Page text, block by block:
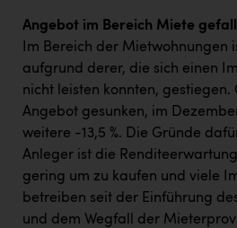
Angebot im Bereich Miete
Im Bereich der Mietwohnungen
aufgrund derer, die sich einen
nicht leisten konnten, gestiegen.
Angebot gesunken, im
weitere -13,5 %. Die Gründe
Anleger ist die
gering um zu kaufen und viele
betreiben seit der Einführung
und dem Wegfall der